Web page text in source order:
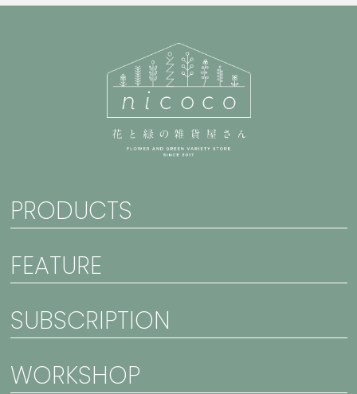
PRODUCTS
FEATURE
SUBSCRIPTION
WORKSHOP